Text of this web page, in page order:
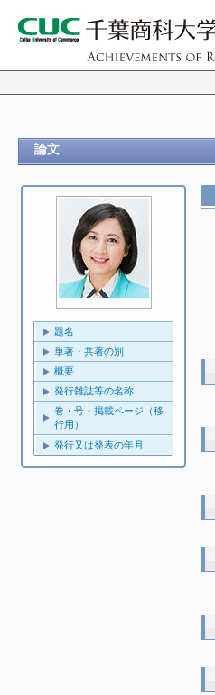
論文
題名
単著・共著の別
概要
発行雑誌等の名称
巻・号・掲載ページ（移
行用）
発行又は発表の年月